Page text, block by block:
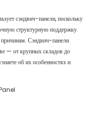
сэндвич-панели, поскольку
структурную поддержку.
Сэндвич-панели
— от крупных складов до
об их особенностях и